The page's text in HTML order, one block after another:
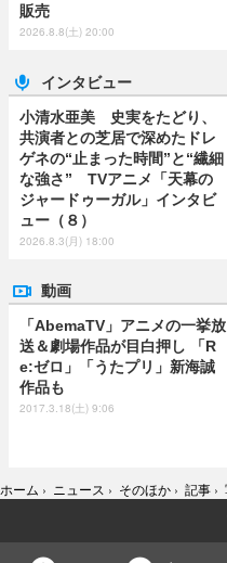
販売
2026.8.8(土) 20:00
インタビュー
小清水亜美 史実をたどり、
共演者との芝居で深めたドレ
ゲネの“止まった時間”と“繊細
な強さ” TVアニメ「天幕の
ジャードゥーガル」インタビ
ュー（８）
2026.8.3(月) 18:00
動画
「AbemaTV」アニメの一挙放
送＆劇場作品が目白押し 「R
e:ゼロ」「うたプリ」新海誠
作品も
2017.3.18(土) 9:06
ホーム › ニュース › そのほか › 記事 ›